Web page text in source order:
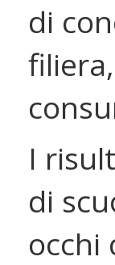
di
I
di
occhi